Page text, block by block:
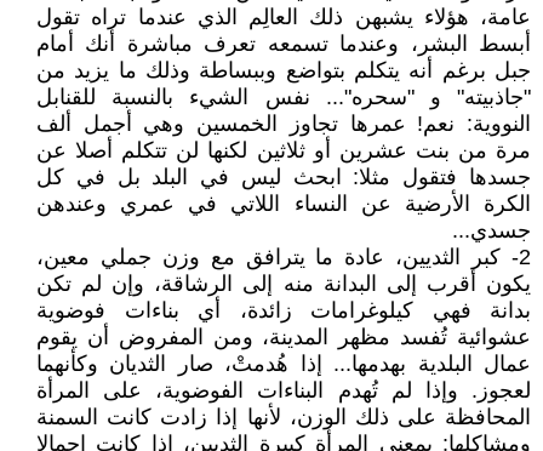
عامة، هؤلاء يشبهن ذلك العالِم الذي عندما تراه تقول
أبسط البشر، وعندما تسمعه تعرف مباشرة أنك أمام
جبل برغم أنه يتكلم بتواضع وببساطة وذلك ما يزيد من
"جاذبيته" و "سحره"... نفس الشيء بالنسبة للقنابل
النووية: نعم! عمرها تجاوز الخمسين وهي أجمل ألف
مرة من بنت عشرين أو ثلاثين لكنها لن تتكلم أصلا عن
جسدها فتقول مثلا: ابحث ليس في البلد بل في كل
الكرة الأرضية عن النساء اللاتي في عمري وعندهن
جسدي...
2- كبر الثديين، عادة ما يترافق مع وزن جملي معين،
يكون أقرب إلى البدانة منه إلى الرشاقة، وإن لم تكن
بدانة فهي كيلوغرامات زائدة، أي بناءات فوضوية
عشوائية تُفسد مظهر المدينة، ومن المفروض أن يقوم
عمال البلدية بهدمها... إذا هُدمتْ، صار الثديان وكأنهما
لعجوز. وإذا لم تُهدم البناءات الفوضوية، على المرأة
المحافظة على ذلك الوزن، لأنها إذا زادت كانت السمنة
ومشاكلها: بمعنى المرأة كبيرة الثديين، إذا كانت إجمالا